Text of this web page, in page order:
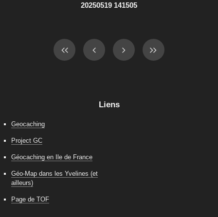
20250519 141505
Liens
Geocaching
Project GC
Géocaching en Ile de France
Géo-Map dans les Yvelines (et
ailleurs)
Page de TOF